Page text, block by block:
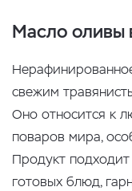
Масло оливы
свежим
Оно относится к
поваров мира,
Продукт подходит
готовых блюд,